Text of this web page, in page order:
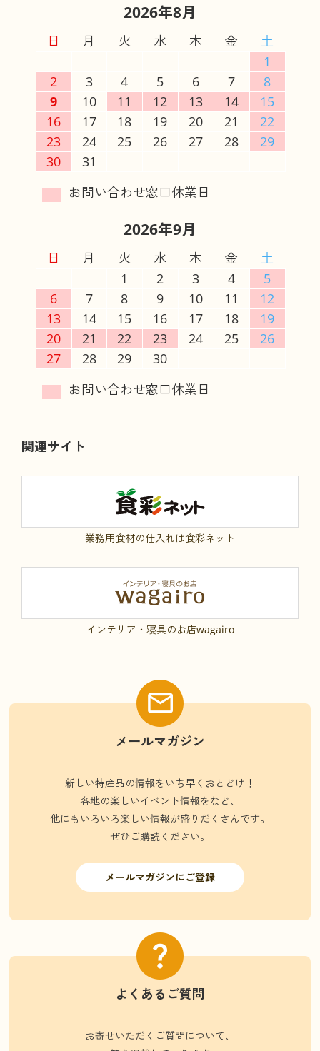
2026年8月
日 月 火 水 木 金
土
1
2
3 4 5 6 7
8
9
10 11 12 13 14
15
16
17 18 19 20 21
22
23
24 25 26 27 28
29
30
31
2026年9月
日 月 火 水 木 金
土
1
2 3 4
5
6
7 8 9 10 11
12
13
14 15 16 17 18
19
20
21 22 23 24 25
26
27
28 29 30
関連サイト
業務用食材の仕入れは食彩ネット
インテリア・寝具のお店wagairo
メールマガジン
新しい特産品の情報をいち早くおとどけ！
各地の楽しいイベント情報をなど、
他にもいろいろ楽しい情報が盛りだくさんです。
ぜひご購読ください。
メールマガジンにご登録
よくあるご質問
お寄せいただくご質問について、